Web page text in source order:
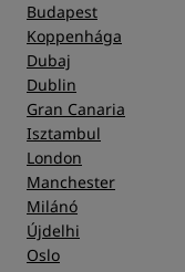
Budapest
Koppenhága
Dubaj
Dublin
Gran Canaria
Isztambul
London
Manchester
Milánó
Újdelhi
Oslo